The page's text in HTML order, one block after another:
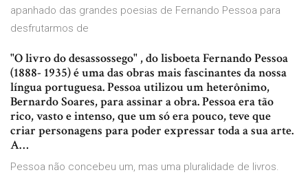
apanhado das grandes poesias de Fernando Pessoa para
desfrutarmos de
"O livro do desassossego" , do lisboeta Fernando Pessoa
(1888- 1935) é uma das obras mais fascinantes da nossa
língua portuguesa. Pessoa utilizou um heterônimo,
Bernardo Soares, para assinar a obra. Pessoa era tão
rico, vasto e intenso, que um só era pouco, teve que
criar personagens para poder expressar toda a sua arte.
A…
Pessoa não concebeu um, mas uma pluralidade de livros.